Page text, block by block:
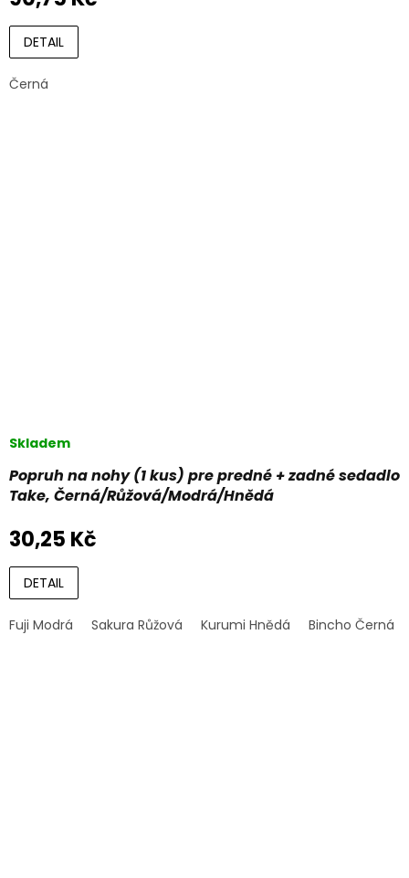
DETAIL
Černá
Popruh na nohy (1 kus) pre predné + zadné sedadlo
Take, Černá/Růžová/Modrá/Hnědá
Skladem
30,25 Kč
DETAIL
Fuji Modrá Sakura Růžová Kurumi Hnědá Bincho Černá